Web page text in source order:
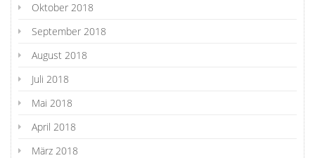
Oktober 2018
September 2018
August 2018
Juli 2018
Mai 2018
April 2018
März 2018